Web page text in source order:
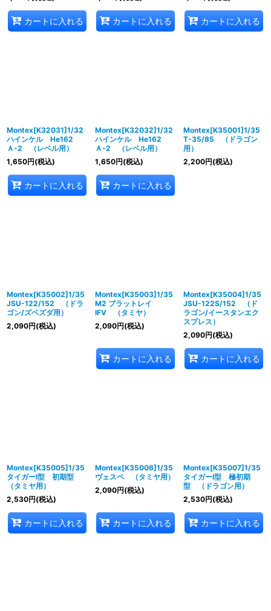
カートに入れる カートに入れる カートに入れる
Montex[K32031]1/32
ハインケル He162
Ａ-2 （レベル用）
1,650円(税込)
カートに入れる
Montex[K32032]1/32
ハインケル He162
Ａ-2 （レベル用）
1,650円(税込)
カートに入れる
Montex[K35001]1/35
T-35/85 （ドラゴン
用）
2,200円(税込)
Montex[K35002]1/35
JSU-122/152 （ドラ
ゴン/ズベズダ用）
2,090円(税込)
Montex[K35003]1/35
M2 ブラットレイ
IFV （タミヤ）
2,090円(税込)
カートに入れる
Montex[K35004]1/35
JSU-122S/152 （ド
ラゴン/イースタンエク
スプレス）
2,090円(税込)
カートに入れる
Montex[K35005]1/35
タイガーI型 初期型
（タミヤ用）
2,530円(税込)
カートに入れる
Montex[K35006]1/35
ヴェスペ （タミヤ用）
2,090円(税込)
カートに入れる
Montex[K35007]1/35
タイガーI型 極初期
型 （ドラゴン用）
2,530円(税込)
カートに入れる